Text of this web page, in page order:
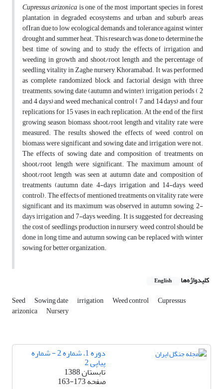
Cupressus arizonicais one of the most important species in forest
plantation in degraded ecosystems and urban and suburb areas
ofIran due to low ecological demands and tolerance against winter
drought and summer heat. This research was done to determine the
best time of sowing and to study the effects of irrigation and
weeding in growth and shoot/root length and the percentage of
seedling vitality in Zaghe nursery, Khoramabad. It was performed
as complete randomized block and factorial design with three
treatments; sowing date (autumn and winter), irrigation periods ( 2
and 4 days) and weed mechanical control ( 7 and 14 days) and four
replications for 15 vases in each replication. At the end of the first
growing season, biomass, shoot/root length and vitality rate were
measured. The results showed the effects of weed control on
biomass were significant and sowing date and irrigation were not.
The effects of sowing date and composition of treatments on
shoot/root length were significant. The maximum amount of
shoot/root length was seen at autumn date and composition of
treatments (autumn date, 4-days irrigation and 14-days weed
control). The effects of mentioned treatments on vitality rate were
significant and its maximum was observed in autumn sowing, 2-
days irrigation and 7-days weeding. It is suggested for decreasing
the cost of seedlings production in nursery, weed control should be
done in long time and autumn sowing can be replaced with winter
sowing for better organization.
کلیدواژه‌ها English
Seed Sowing date irrigation Weed control Cupressus
arizonica Nursery
دوره 1، شماره 2 - شماره
پیاپی 2
تابستان 1388
صفحه163-173